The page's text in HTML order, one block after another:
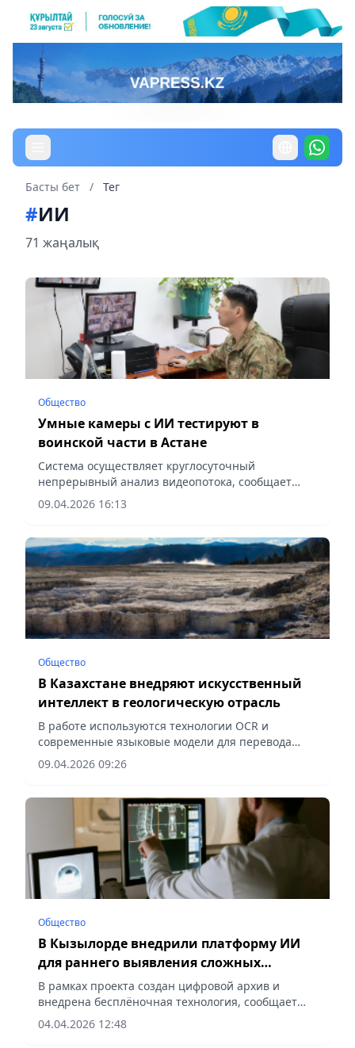
Басты бет / Тег
#ИИ
71 жаңалық
Общество
Умные камеры с ИИ тестируют в
воинской части в Астане
Система осуществляет круглосуточный
непрерывный анализ видеопотока, сообщает
Vecher.kz.
09.04.2026 16:13
Общество
В Казахстане внедряют искусственный
интеллект в геологическую отрасль
В работе используются технологии OCR и
современные языковые модели для перевода
архивных данных, сообщает Vecher.kz.
09.04.2026 09:26
Общество
В Кызылорде внедрили платформу ИИ
для раннего выявления сложных
заболеваний
В рамках проекта создан цифровой архив и
внедрена бесплёночная технология, сообщает
Vecher.kz.
04.04.2026 12:48